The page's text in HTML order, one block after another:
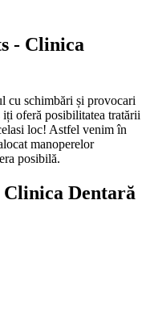
- Clinica
cu schimbări și provocari
oferă posibilitatea tratării
loc! Astfel venim în
manoperelor
posibilă.
Dentară